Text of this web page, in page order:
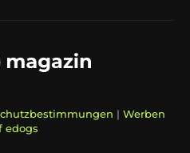
| Werben
edogs